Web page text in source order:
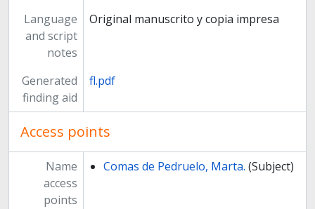
Language
and script
notes
Original manuscrito y copia impresa
Generated
finding aid
fl.pdf
Access points
Name
access
points
Comas de Pedruelo, Marta. (Subject)